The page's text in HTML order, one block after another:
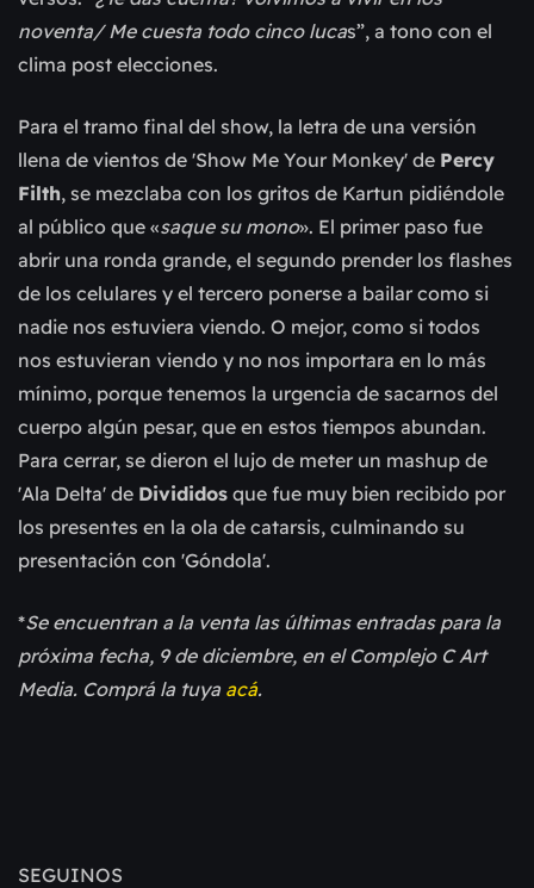
noventa/ Me cuesta todo cinco lucas”, a tono con el
clima post elecciones.
Para el tramo final del show, la letra de una versión
llena de vientos de 'Show Me Your Monkey' de Percy
Filth, se mezclaba con los gritos de Kartun pidiéndole
al público que «saque su mono». El primer paso fue
abrir una ronda grande, el segundo prender los flashes
de los celulares y el tercero ponerse a bailar como si
nadie nos estuviera viendo. O mejor, como si todos
nos estuvieran viendo y no nos importara en lo más
mínimo, porque tenemos la urgencia de sacarnos del
cuerpo algún pesar, que en estos tiempos abundan.
Para cerrar, se dieron el lujo de meter un mashup de
'Ala Delta' de Divididos que fue muy bien recibido por
los presentes en la ola de catarsis, culminando su
presentación con 'Góndola'.
*Se encuentran a la venta las últimas entradas para la
próxima fecha, 9 de diciembre, en el Complejo C Art
Media. Comprá la tuya acá.
SEGUINOS